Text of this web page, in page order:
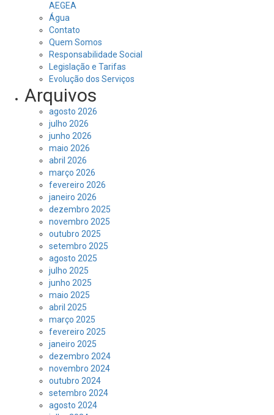
AEGEA
Água
Contato
Quem Somos
Responsabilidade Social
Legislação e Tarifas
Evolução dos Serviços
Arquivos
agosto 2026
julho 2026
junho 2026
maio 2026
abril 2026
março 2026
fevereiro 2026
janeiro 2026
dezembro 2025
novembro 2025
outubro 2025
setembro 2025
agosto 2025
julho 2025
junho 2025
maio 2025
abril 2025
março 2025
fevereiro 2025
janeiro 2025
dezembro 2024
novembro 2024
outubro 2024
setembro 2024
agosto 2024